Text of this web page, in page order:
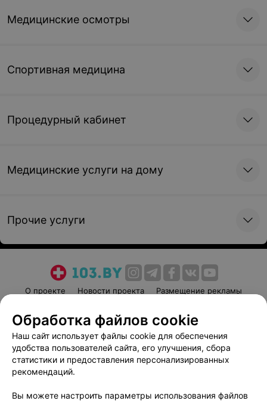
Медицинские осмотры
Спортивная медицина
Процедурный кабинет
Медицинские услуги на дому
Прочие услуги
О проекте Новости проекта
Размещение рекламы
Пользовательское соглашение
Способы оплаты
Вакансии
Партнеры
Написать руководителю 103.by
Обработка файлов cookie
Наш сайт использует файлы cookie для обеспечения
удобства пользователей сайта, его улучшения, сбора
статистики и предоставления персонализированных
рекомендаций.
Вы можете настроить параметры использования файлов